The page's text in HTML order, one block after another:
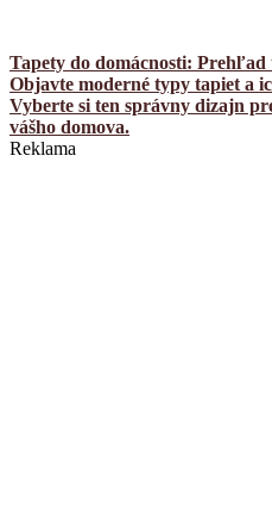
Tapety do domácnosti:
Objavte moderné typy tapiet a
Vyberte si ten správny dizajn
vášho domova.
Reklama